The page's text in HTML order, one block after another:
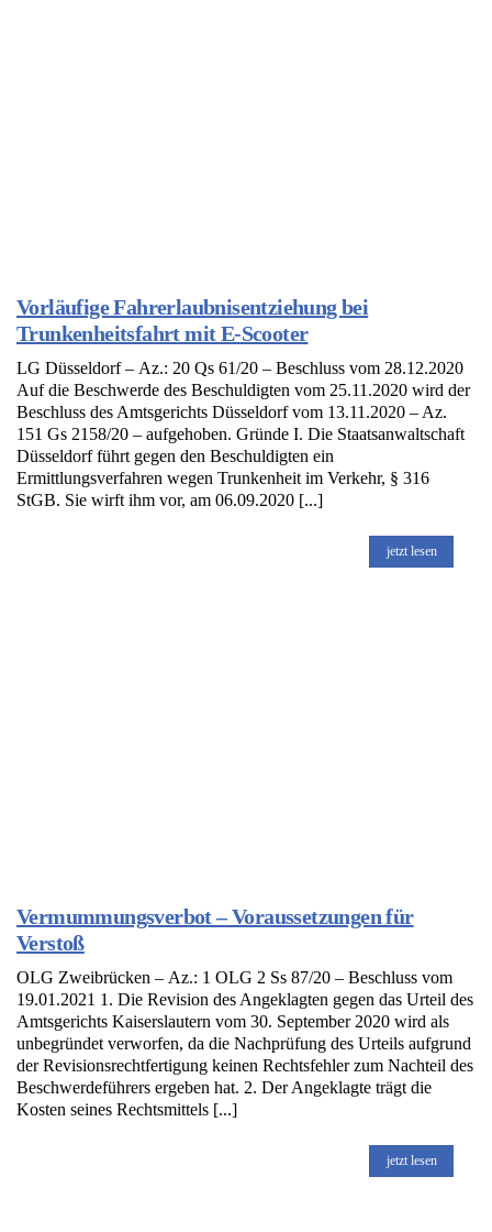
Vorläufige Fahrerlaubnisentziehung bei
Trunkenheitsfahrt mit E-Scooter
LG Düsseldorf – Az.: 20 Qs 61/20 – Beschluss vom 28.12.2020
Auf die Beschwerde des Beschuldigten vom 25.11.2020 wird der
Beschluss des Amtsgerichts Düsseldorf vom 13.11.2020 – Az.
151 Gs 2158/20 – aufgehoben. Gründe I. Die Staatsanwaltschaft
Düsseldorf führt gegen den Beschuldigten ein
Ermittlungsverfahren wegen Trunkenheit im Verkehr, § 316
StGB. Sie wirft ihm vor, am 06.09.2020 [...]
jetzt lesen
Vermummungsverbot – Voraussetzungen für
Verstoß
OLG Zweibrücken – Az.: 1 OLG 2 Ss 87/20 – Beschluss vom
19.01.2021 1. Die Revision des Angeklagten gegen das Urteil des
Amtsgerichts Kaiserslautern vom 30. September 2020 wird als
unbegründet verworfen, da die Nachprüfung des Urteils aufgrund
der Revisionsrechtfertigung keinen Rechtsfehler zum Nachteil des
Beschwerdeführers ergeben hat. 2. Der Angeklagte trägt die
Kosten seines Rechtsmittels [...]
jetzt lesen